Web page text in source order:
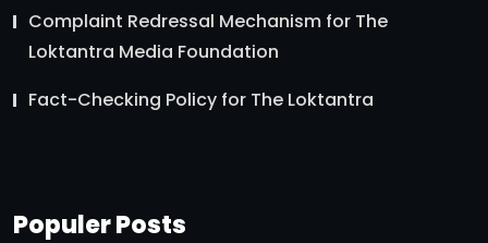
Complaint Redressal Mechanism for The
Loktantra Media Foundation
Fact-Checking Policy for The Loktantra
Populer Posts